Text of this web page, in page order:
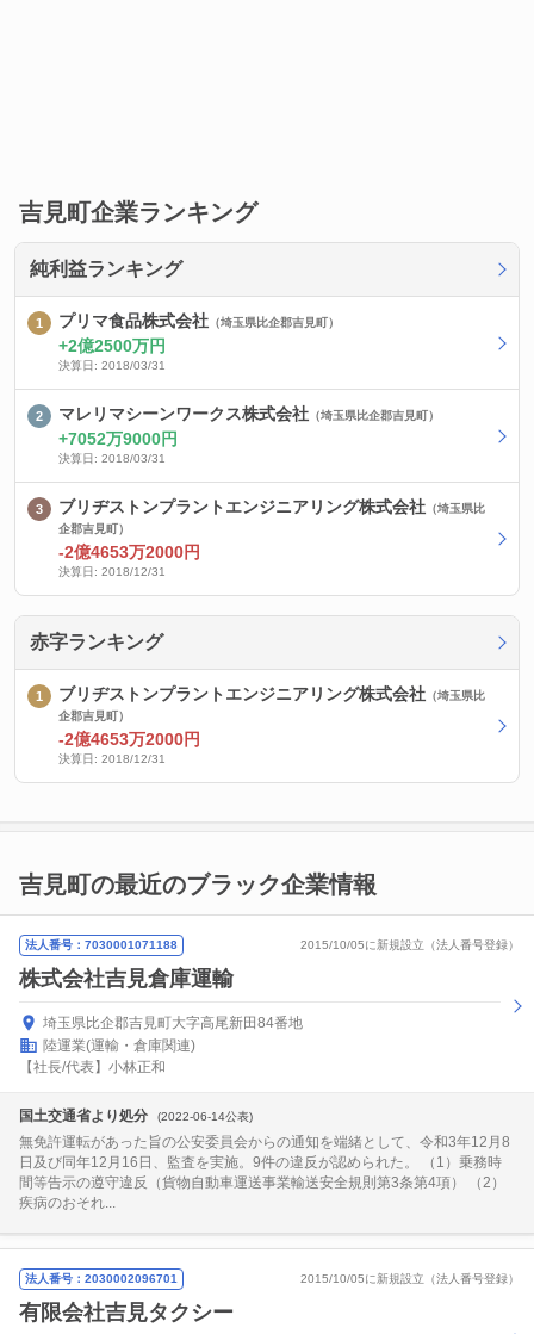
吉見町企業ランキング
純利益ランキング
プリマ食品株式会社 （埼玉県比企郡吉見町）
2億2500万円
決算日: 2018/03/31
マレリマシーンワークス株式会社 （埼玉県比企郡吉見町）
7052万9000円
決算日: 2018/03/31
ブリヂストンプラントエンジニアリング株式会社 （埼玉県比
企郡吉見町）
-2億4653万2000円
決算日: 2018/12/31
赤字ランキング
ブリヂストンプラントエンジニアリング株式会社 （埼玉県比
企郡吉見町）
-2億4653万2000円
決算日: 2018/12/31
吉見町の最近のブラック企業情報
法人番号：7030001071188 2015/10/05に新規設立（法人番号登録）
株式会社吉見倉庫運輸
埼玉県比企郡吉見町大字高尾新田84番地
陸運業(運輸・倉庫関連)
【社長/代表】小林正和
国土交通省より処分 (2022-06-14公表)
無免許運転があった旨の公安委員会からの通知を端緒として、令和3年12月8
日及び同年12月16日、監査を実施。9件の違反が認められた。 （1）乗務時
間等告示の遵守違反（貨物自動車運送事業輸送安全規則第3条第4項） （2）
疾病のおそれ...
法人番号：2030002096701 2015/10/05に新規設立（法人番号登録）
有限会社吉見タクシー